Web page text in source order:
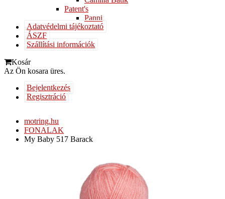
Patent's
Panni
Adatvédelmi tájékoztató
ÁSZF
Szállítási információk
Kosár
Az Ön kosara üres.
Bejelentkezés
Regisztráció
motring.hu
FONALAK
My Baby 517 Barack